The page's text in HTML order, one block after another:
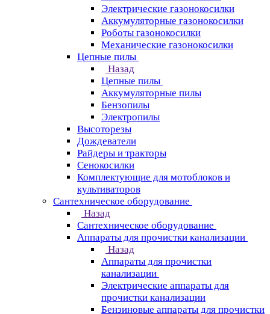
Электрические газонокосилки
Аккумуляторные газонокосилки
Роботы газонокосилки
Механические газонокосилки
Цепные пилы
Назад
Цепные пилы
Аккумуляторные пилы
Бензопилы
Электропилы
Высоторезы
Дождеватели
Райдеры и тракторы
Сенокосилки
Комплектующие для мотоблоков и
культиваторов
Сантехническое оборудование
Назад
Сантехническое оборудование
Аппараты для прочистки канализации
Назад
Аппараты для прочистки
канализации
Электрические аппараты для
прочистки канализации
Бензиновые аппараты для прочистки